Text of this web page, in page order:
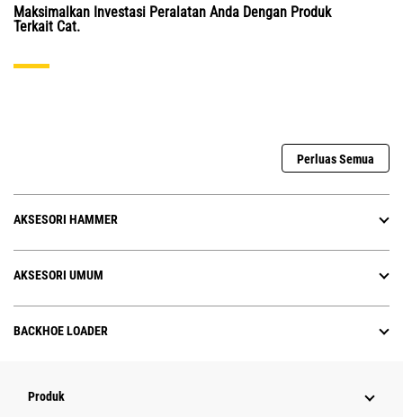
Maksimalkan Investasi Peralatan Anda Dengan Produk
Terkait Cat.
Perluas Semua
AKSESORI HAMMER
AKSESORI UMUM
BACKHOE LOADER
Produk